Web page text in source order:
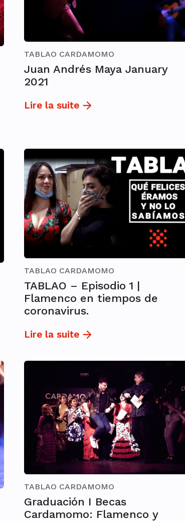
TABLAO CARDAMOMO
Juan Andrés Maya January
2021
Lire la suite
TABLAO CARDAMOMO
TABLAO – Episodio 1 |
Flamenco en tiempos de
coronavirus.
Lire la suite
TABLAO CARDAMOMO
Graduación I Becas
Cardamomo: Flamenco y